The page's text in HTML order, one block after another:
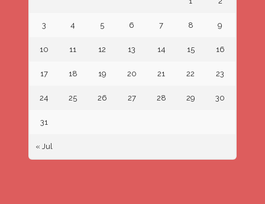
« Jul
3 4 5 6 7 8 9
10 11 12 13 14 15 16
17 18 19 20 21 22 23
24 25 26 27 28 29 30
31